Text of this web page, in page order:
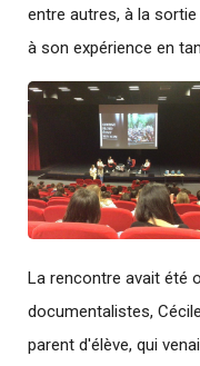
entre autres, à la
à son expérience en
La rencontre avait été
documentalistes,
parent d'élève, qui